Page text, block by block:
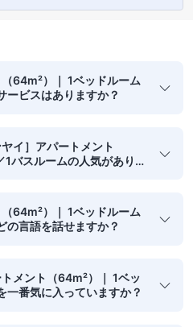
64m²）｜ 1ベッドルーム
ービスはありますか？
イ］アパートメント
1バスルームの人気がありま
64m²）｜ 1ベッドルーム
の言語を話せますか？
メント（64m²）｜ 1ベッ
一番気に入っていますか？